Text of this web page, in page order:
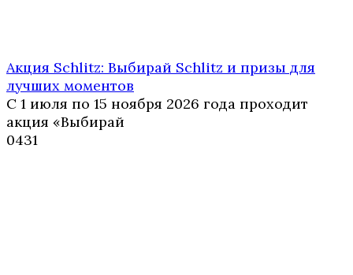
Акция Schlitz: Выбирай Schlitz и призы для
лучших моментов
С 1 июля по 15 ноября 2026 года проходит
акция «Выбирай
0431